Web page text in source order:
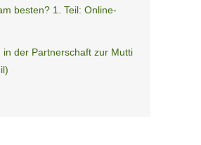
besten? 1. Teil: Online-
in der Partnerschaft zur Mutti